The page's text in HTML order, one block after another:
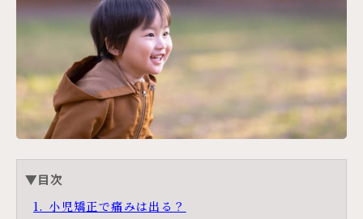
▼目次
1. 小児矯正で痛みは出る？